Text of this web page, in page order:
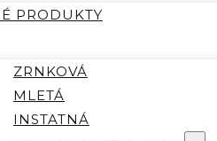
PRODUKTY
ZRNKOVÁ
MLETÁ
INSTATNÁ